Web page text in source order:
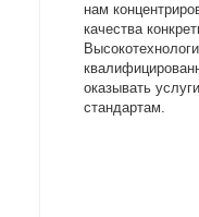
нам
качества
оказывать
стандартам.